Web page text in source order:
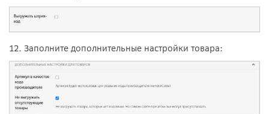
12. Заполните дополнительные настройки товара: